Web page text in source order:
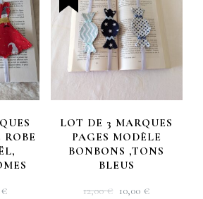
ROBE
€LE
LOT DE 3 MARQUES
PAGES MODÈLE
BONBONS ,TONS
BLEUS
12,00€ LE
10,00 €LE